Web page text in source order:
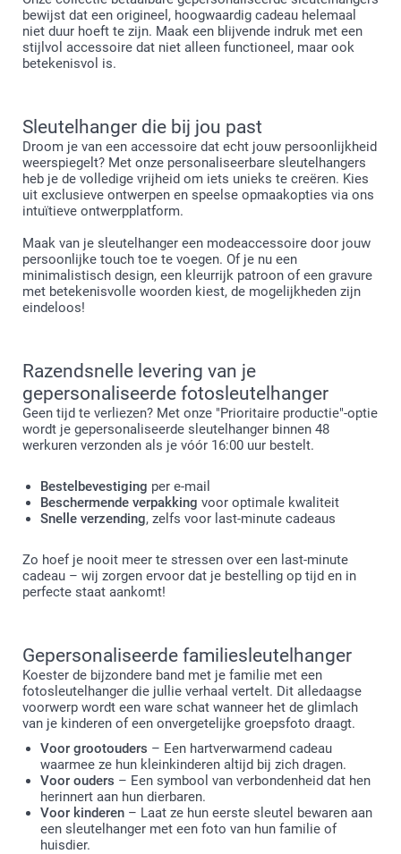
bewijst dat een origineel, hoogwaardig cadeau helemaal
niet duur hoeft te zijn. Maak een blijvende indruk met een
stijlvol accessoire dat niet alleen functioneel, maar ook
betekenisvol is.
Sleutelhanger die bij jou past
Droom je van een accessoire dat echt jouw persoonlijkheid
weerspiegelt? Met onze personaliseerbare sleutelhangers
heb je de volledige vrijheid om iets unieks te creëren. Kies
uit exclusieve ontwerpen en speelse opmaakopties via ons
intuïtieve ontwerpplatform.
Maak van je sleutelhanger een modeaccessoire door jouw
persoonlijke touch toe te voegen. Of je nu een
minimalistisch design, een kleurrijk patroon of een gravure
met betekenisvolle woorden kiest, de mogelijkheden zijn
eindeloos!
Razendsnelle levering van je
gepersonaliseerde fotosleutelhanger
Geen tijd te verliezen? Met onze "Prioritaire productie"-optie
wordt je gepersonaliseerde sleutelhanger binnen 48
werkuren verzonden als je vóór 16:00 uur bestelt.
Bestelbevestiging per e-mail
Beschermende verpakking voor optimale kwaliteit
Snelle verzending, zelfs voor last-minute cadeaus
Zo hoef je nooit meer te stressen over een last-minute
cadeau – wij zorgen ervoor dat je bestelling op tijd en in
perfecte staat aankomt!
Gepersonaliseerde familiesleutelhanger
Koester de bijzondere band met je familie met een
fotosleutelhanger die jullie verhaal vertelt. Dit alledaagse
voorwerp wordt een ware schat wanneer het de glimlach
van je kinderen of een onvergetelijke groepsfoto draagt.
Voor grootouders – Een hartverwarmend cadeau
waarmee ze hun kleinkinderen altijd bij zich dragen.
Voor ouders – Een symbool van verbondenheid dat hen
herinnert aan hun dierbaren.
Voor kinderen – Laat ze hun eerste sleutel bewaren aan
een sleutelhanger met een foto van hun familie of
huisdier.